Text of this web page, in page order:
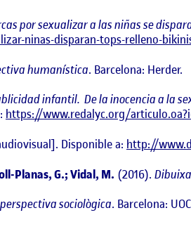
por sexualizar a las niñas se
ninas-disparan-tops-relleno-
humanística. Barcelona: Herder.
infantil. De la inocencia a la
https://www.redalyc.org/
Disponible a: http://
Planas, G.; Vidal, M. (2016).
sociològica. Barcelona: